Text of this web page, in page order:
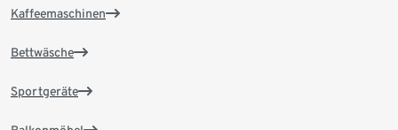
Kaffeemaschinen
Bettwäsche
Sportgeräte